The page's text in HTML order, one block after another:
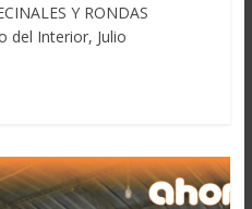
Y RONDAS
del Interior, Julio